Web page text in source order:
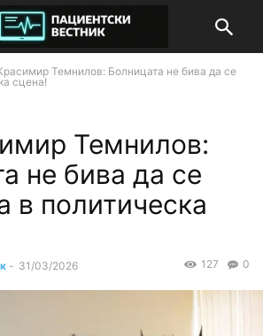
Темнилов: Болницата не бива да се
сцена!
Темнилов:
не бива да се
в политическа
- 31/03/2026 0
127